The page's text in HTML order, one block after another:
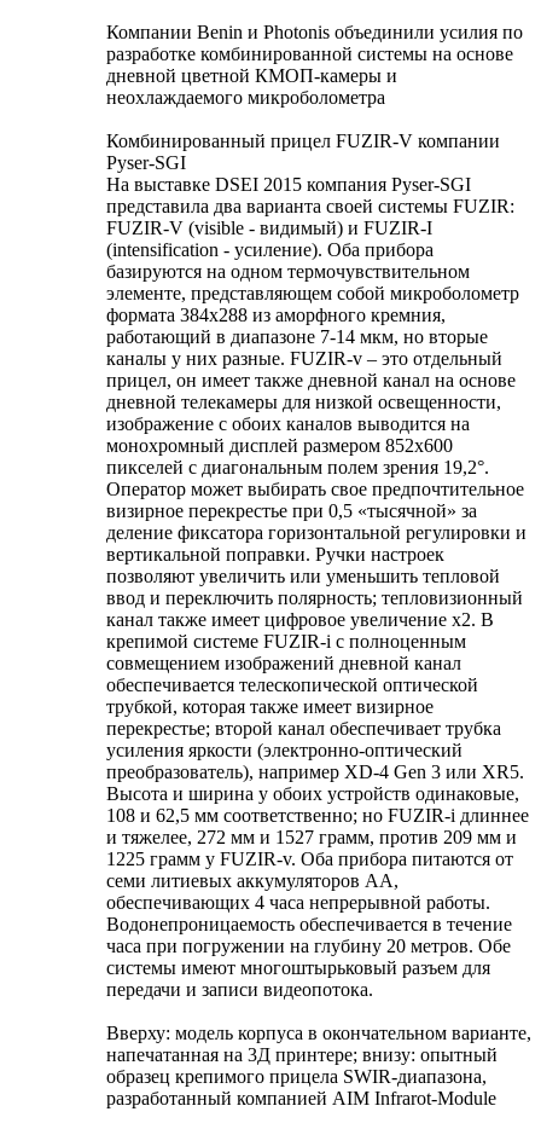
Компании Benin и Photonis объединили усилия по
разработке комбинированной системы на основе
дневной цветной КМОП-камеры и
неохлаждаемого микроболометра
Комбинированный прицел FUZIR-V компании
Pyser-SGI
На выставке DSEI 2015 компания Pyser-SGI
представила два варианта своей системы FUZIR:
FUZIR-V (visible - видимый) и FUZIR-I
(intensification - усиление). Оба прибора
базируются на одном термочувствительном
элементе, представляющем собой микроболометр
формата 384x288 из аморфного кремния,
работающий в диапазоне 7-14 мкм, но вторые
каналы у них разные. FUZIR-v – это отдельный
прицел, он имеет также дневной канал на основе
дневной телекамеры для низкой освещенности,
изображение с обоих каналов выводится на
монохромный дисплей размером 852x600
пикселей с диагональным полем зрения 19,2°.
Оператор может выбирать свое предпочтительное
визирное перекрестье при 0,5 «тысячной» за
деление фиксатора горизонтальной регулировки и
вертикальной поправки. Ручки настроек
позволяют увеличить или уменьшить тепловой
ввод и переключить полярность; тепловизионный
канал также имеет цифровое увеличение х2. В
крепимой системе FUZIR-i с полноценным
совмещением изображений дневной канал
обеспечивается телескопической оптической
трубкой, которая также имеет визирное
перекрестье; второй канал обеспечивает трубка
усиления яркости (электронно-оптический
преобразователь), например XD-4 Gen 3 или XR5.
Высота и ширина у обоих устройств одинаковые,
108 и 62,5 мм соответственно; но FUZIR-i длиннее
и тяжелее, 272 мм и 1527 грамм, против 209 мм и
1225 грамм у FUZIR-v. Оба прибора питаются от
семи литиевых аккумуляторов АА,
обеспечивающих 4 часа непрерывной работы.
Водонепроницаемость обеспечивается в течение
часа при погружении на глубину 20 метров. Обе
системы имеют многоштырьковый разъем для
передачи и записи видеопотока.
Вверху: модель корпуса в окончательном варианте,
напечатанная на 3Д принтере; внизу: опытный
образец крепимого прицела SWIR-диапазона,
разработанный компанией AIM Infrarot-Module